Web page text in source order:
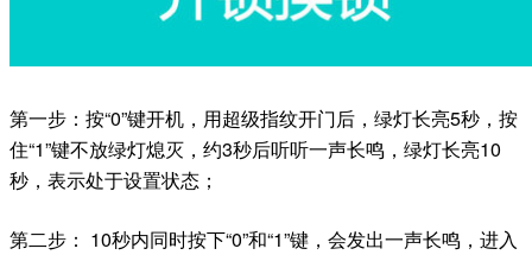
第一步：按“0”键开机，用超级指纹开门后，绿灯长亮5秒，按
住“1”键不放绿灯熄灭，约3秒后听听一声长鸣，绿灯长亮10
秒，表示处于设置状态；
第二步： 10秒内同时按下“0”和“1”键，会发出一声长鸣，进入